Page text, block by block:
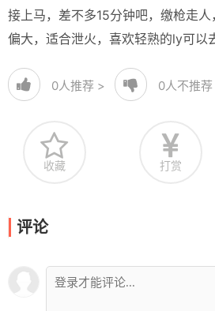
接上马，差不多15分钟吧，缴枪走
偏大，适合泄火，喜欢轻熟的ly可
0人推荐 > 0人不推
收藏 打赏
评论